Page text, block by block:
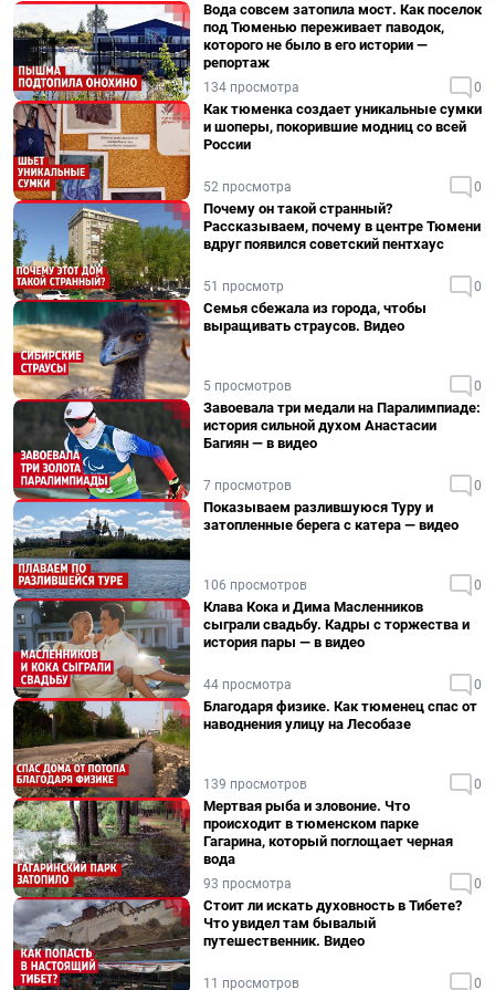
Вода совсем затопила мост. Как поселок
под Тюменью переживает паводок,
которого не было в его истории —
репортаж
134 просмотра 0
Как тюменка создает уникальные сумки
и шоперы, покорившие модниц со всей
России
52 просмотра 0
Почему он такой странный?
Рассказываем, почему в центре Тюмени
вдруг появился советский пентхаус
51 просмотр 0
Семья сбежала из города, чтобы
выращивать страусов. Видео
5 просмотров 0
Завоевала три медали на Паралимпиаде:
история сильной духом Анастасии
Багиян — в видео
7 просмотров 0
Показываем разлившуюся Туру и
затопленные берега с катера — видео
106 просмотров 0
Клава Кока и Дима Масленников
сыграли свадьбу. Кадры с торжества и
история пары — в видео
44 просмотра 0
Благодаря физике. Как тюменец спас от
наводнения улицу на Лесобазе
139 просмотров 0
Мертвая рыба и зловоние. Что
происходит в тюменском парке
Гагарина, который поглощает черная
вода
93 просмотра 0
Стоит ли искать духовность в Тибете?
Что увидел там бывалый
путешественник. Видео
11 просмотров 0